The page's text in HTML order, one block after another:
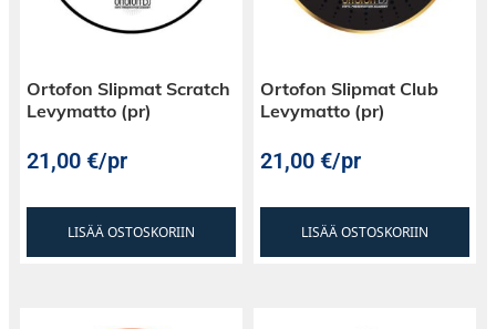
Ortofon Slipmat Scratch
Levymatto (pr)
21,00€/pr
LISÄÄ OSTOSKORIIN
Ortofon Slipmat Club
Levymatto (pr)
21,00€/pr
LISÄÄ OSTOSKORIIN